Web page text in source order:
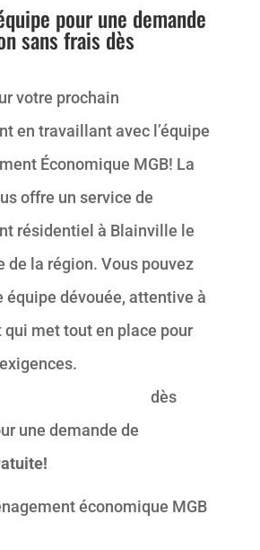
pour une demande
sans frais dès
votre prochain
en travaillant avec l’équipe
Économique MGB! La
offre un service de
résidentiel à Blainville le
de la région. Vous pouvez
équipe dévouée, attentive à
qui met tout en place pour
dès
une demande de